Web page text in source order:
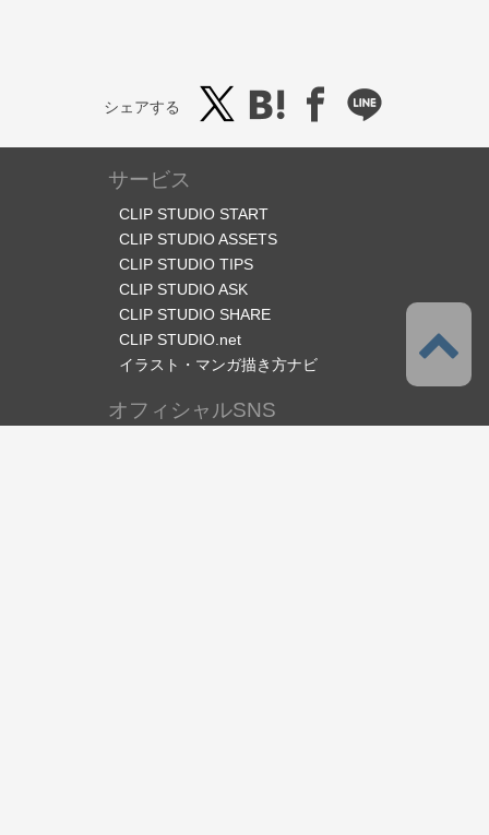
シェアする
サービス
CLIP STUDIO START
CLIP STUDIO ASSETS
CLIP STUDIO TIPS
CLIP STUDIO ASK
CLIP STUDIO SHARE
CLIP STUDIO.net
イラスト・マンガ描き方ナビ
オフィシャルSNS